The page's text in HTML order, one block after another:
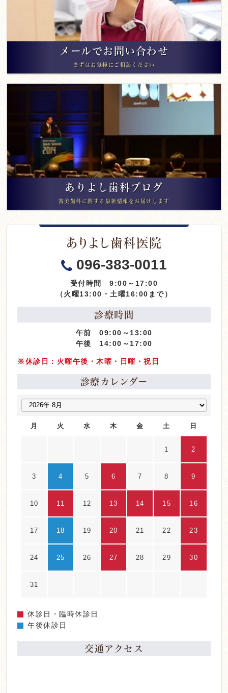
メールでお問い合わせ
まずはお気軽にご相談ください
ありよし歯科ブログ
審美歯科に関する最新情報をお届けします
ありよし歯科医院
096-383-0011
受付時間 9:00～17:00
（火曜13:00・土曜16:00まで）
診療時間
午前 09:00～13:00
午後 14:00～17:00
※休診日：火曜午後・木曜・日曜・祝日
診療カレンダー
月 火 水 木 金 土 日
1 2
3 4 5 6 7 8 9
10 11 12 13 14 15 16
17 18 19 20 21 22 23
24 25 26 27 28 29 30
31
休診日・臨時休診日
午後休診日
交通アクセス